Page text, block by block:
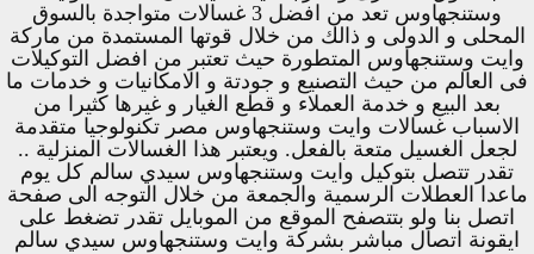
وستنجهاوس تعد من افضل 3 غسالات متواجدة بالسوق
المحلى و الدولى و ذالك من خلال قوتها المستمدة من ماركة
وايت وستنجهاوس المتطورة حيث تعتبر من افضل التوكيلات
فى العالم من حيث التصنيع و جودتة و الامكانيات و خدمات ما
بعد البيع و خدمة العملاء و قطع الغيار و غيرها كثيرا من
الاسباب غسالات وايت وستنجهاوس مصر تكنولوجيا متقدمة
لجعل الغسيل متعة بالفعل. ويعتبر هذا الغسالات المنزلية ..
تقدر تتصل بتوكيل وايت وستنجهاوس سيدي سالم كل يوم
ماعدا العطلات الرسمية والجمعة من خلال التوجه الى صفحة
اتصل بنا ولو بتتصفح الموقع من الموبايل تقدر تضغط على
ايقونة اتصال مباشر بشركة وايت وستنجهاوس سيدي سالم